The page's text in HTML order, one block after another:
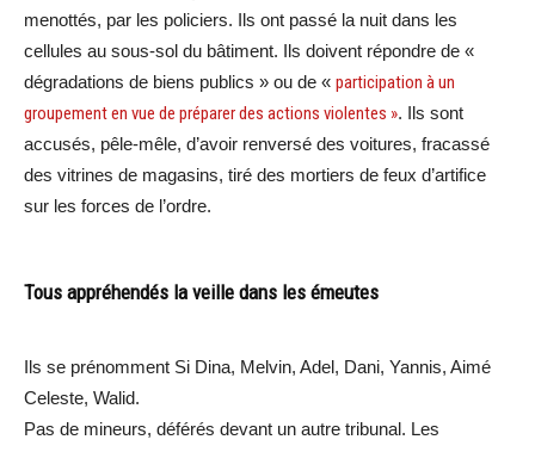
menottés, par les policiers. Ils ont passé la nuit dans les
cellules au sous-sol du bâtiment. Ils doivent répondre de «
dégradations de biens publics » ou de « participation à un
groupement en vue de préparer des actions violentes ». Ils sont
accusés, pêle-mêle, d’avoir renversé des voitures, fracassé
des vitrines de magasins, tiré des mortiers de feux d’artifice
sur les forces de l’ordre.
Tous appréhendés la veille dans les émeutes
Ils se prénomment Si Dina, Melvin, Adel, Dani, Yannis, Aimé
Celeste, Walid.
Pas de mineurs, déférés devant un autre tribunal. Les